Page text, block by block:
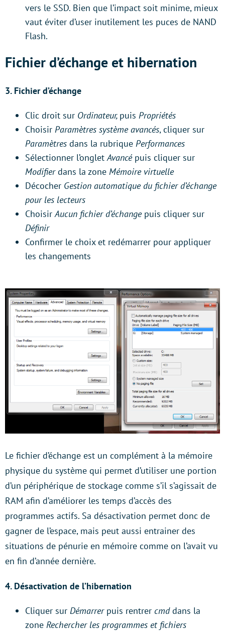
vers le SSD. Bien que l’impact soit minime, mieux
vaut éviter d’user inutilement les puces de NAND
Flash.
Fichier d’échange et hibernation
3. Fichier d’échange
Clic droit sur Ordinateur, puis Propriétés
Choisir Paramètres système avancés, cliquer sur
Paramètres dans la rubrique Performances
Sélectionner l’ongletAvancépuis cliquer sur
Modifierdans la zone Mémoire virtuelle
Décocher Gestion automatique du fichier d’échange
pour les lecteurs
ChoisirAucun fichier d’échangepuis cliquer sur
Définir
Confirmer le choix et redémarrer pour appliquer
les changements
Le fichier d’échange est un complément à la mémoire
physique du système qui permet d’utiliser une portion
d’un périphérique de stockage comme s’il s’agissait de
RAM afin d’améliorer les temps d’accès des
programmes actifs. Sa désactivation permet donc de
gagner de l’espace, mais peut aussi entrainer des
situations de pénurie en mémoire comme on l’avait vu
en fin d’année dernière.
4.Désactivation de l’hibernation
Cliquer sur Démarrerpuis rentrer cmddans la
zone Rechercher les programmes et fichiers